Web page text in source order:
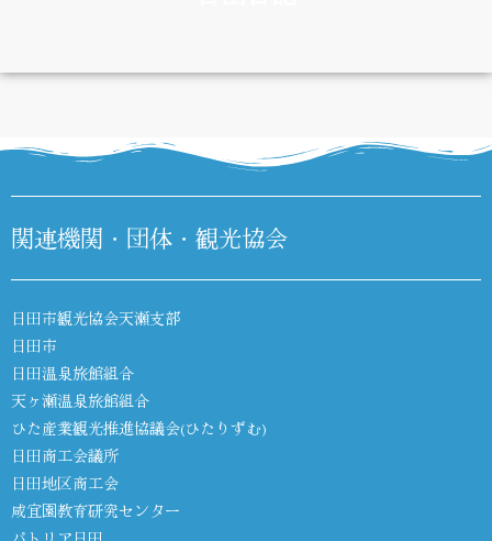
DIARY
関連機関・団体・観光協会
日田市観光協会天瀬支部
日田市
日田温泉旅館組合
天ヶ瀬温泉旅館組合
ひた産業観光推進協議会(ひたりずむ)
日田商工会議所
日田地区商工会
咸宜園教育研究センター